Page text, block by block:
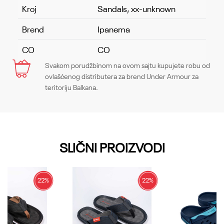
Kroj
Sandals, xx-unknown
Brend
Ipanema
CO
CO
Ime/Nadimak
Svakom porudžbinom na ovom sajtu kupujete robu od
ovlašćenog distributera za brend Under Armour za
teritoriju Balkana.
SLIČNI PROIZVODI
22% 22%